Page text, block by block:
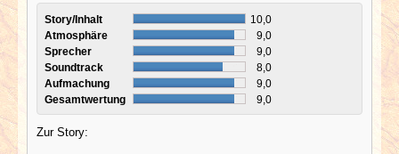
Story/Inhalt
10,0
Atmosphäre
9,0
Sprecher
9,0
Soundtrack
8,0
Aufmachung
9,0
Gesamtwertung
9,0
Zur Story: